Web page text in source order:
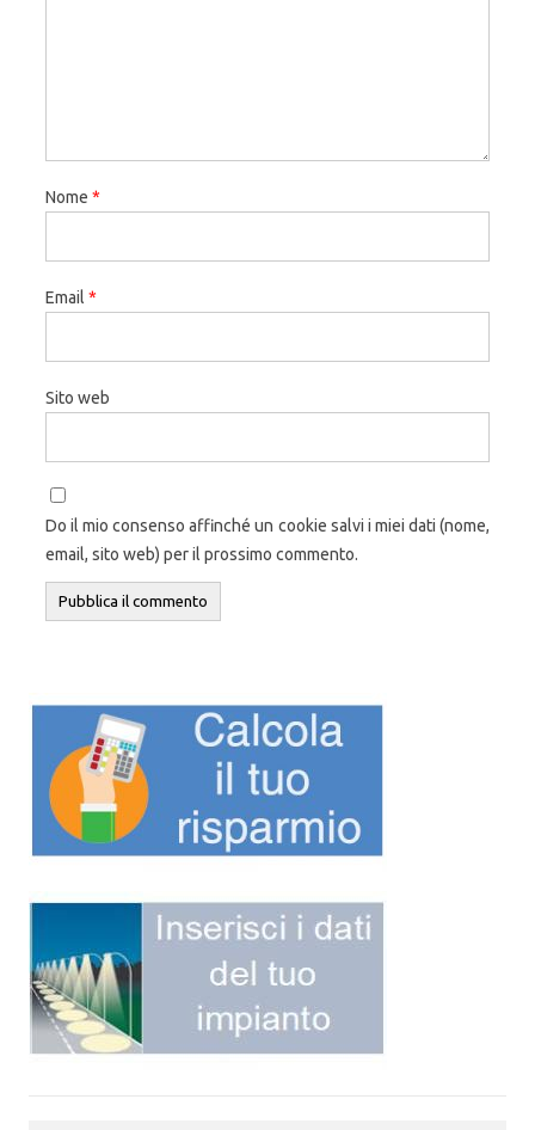
Nome *
Email *
Sito web
Do il mio consenso affinché un cookie salvi i miei dati (nome,
email, sito web) per il prossimo commento.